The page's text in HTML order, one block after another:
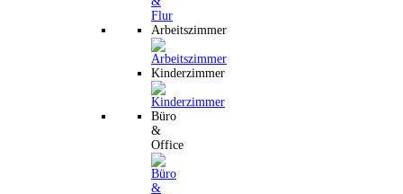
Arbeitszimmer
Kinderzimmer
Büro
&
Office